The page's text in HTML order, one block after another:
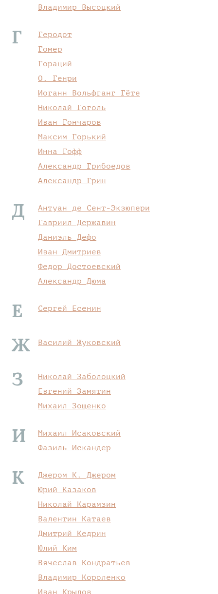
Владимир Высоцкий
Г
Геродот
Гомер
Гораций
О. Генри
Иоганн Вольфганг Гёте
Николай Гоголь
Иван Гончаров
Максим Горький
Инна Гофф
Александр Грибоедов
Александр Грин
Д
Антуан де Сент-Экзюпери
Гавриил Державин
Даниэль Дефо
Иван Дмитриев
Федор Достоевский
Александр Дюма
Е Сергей Есенин
Ж Василий Жуковский
З
Николай Заболоцкий
Евгений Замятин
Михаил Зощенко
И
Михаил Исаковский
Фазиль Искандер
К
Джером К. Джером
Юрий Казаков
Николай Карамзин
Валентин Катаев
Дмитрий Кедрин
Юлий Ким
Вячеслав Кондратьев
Владимир Короленко
Иван Крылов